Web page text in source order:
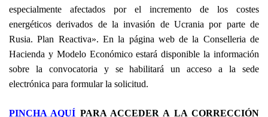
especialmente afectados por el incremento de los costes
energéticos derivados de la invasión de Ucrania por parte de
Rusia. Plan Reactiva». En la página web de la Conselleria de
Hacienda y Modelo Económico estará disponible la información
sobre la convocatoria y se habilitará un acceso a la sede
electrónica para formular la solicitud.
PINCHA AQUÍ PARA ACCEDER A LA CORRECCIÓN